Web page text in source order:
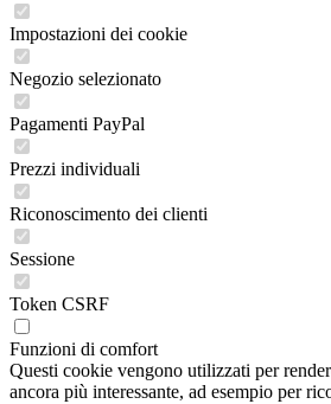
Impostazioni dei cookie
Negozio selezionato
Pagamenti PayPal
Prezzi individuali
Riconoscimento dei clienti
Sessione
Token CSRF
Funzioni di comfort
Questi cookie vengono utilizzati per
ancora più interessante, ad esempio per